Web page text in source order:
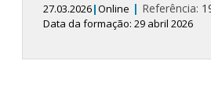
27.03.2026|Online | Referência:
Data da formação: 29 abril 2026